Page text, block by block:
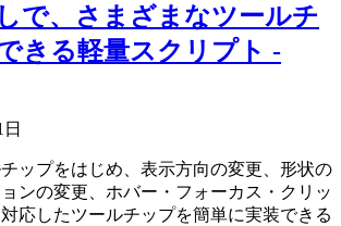
で、さまざまなツールチ
きる軽量スクリプト -
ップをはじめ、表示方向の変更、形状の
ンの変更、ホバー・フォーカス・クリッ
応したツールチップを簡単に実装できる